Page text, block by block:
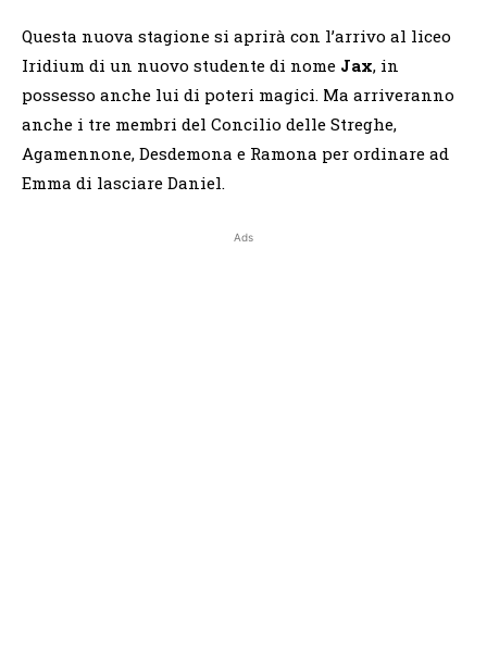
Questa nuova stagione si aprirà con l’arrivo al liceo
Iridium di un nuovo studente di nome Jax, in
possesso anche lui di poteri magici. Ma arriveranno
anche i tre membri del Concilio delle Streghe,
Agamennone, Desdemona e Ramona per ordinare ad
Emma di lasciare Daniel.
Ads